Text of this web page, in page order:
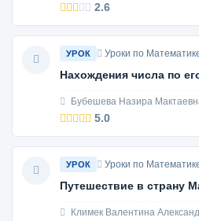
2.6
УРОК Уроки по
Нахождения числа по
Бубешева Назира
5.0
УРОК Уроки по
Путешествие в страну
Климек Валентина